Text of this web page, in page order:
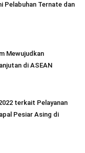
Pelabuhan Ternate dan
Mewujudkan
di ASEAN
terkait Pelayanan
Pesiar Asing di